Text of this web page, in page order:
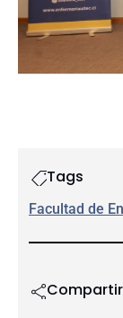
Tags
Facultad de
Compartir